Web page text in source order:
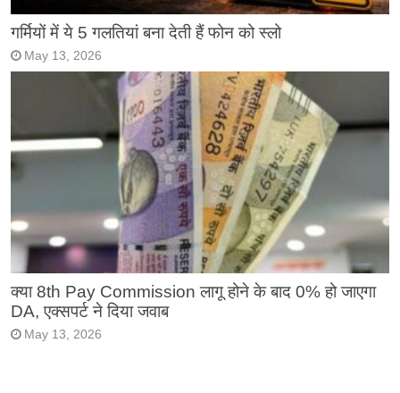
गर्मियों में ये 5 गलतियां बना देती हैं फोन को स्लो
May 13, 2026
क्या 8th Pay Commission लागू होने के बाद 0% हो जाएगा
DA, एक्सपर्ट ने दिया जवाब
May 13, 2026